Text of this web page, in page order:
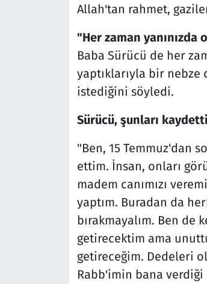
Allah'tan rahmet,
"Her zaman yanınızda
Baba Sürücü de her
yaptıklarıyla bir
istediğini söyledi.
Sürücü, şunları
"Ben, 15 Temmuz'dan
ettim. İnsan, onları
madem canımızı
yaptım. Buradan da
bırakmayalım. Ben de
getirecektim ama
getireceğim. Dedeleri
Rabb'imin bana verdiği